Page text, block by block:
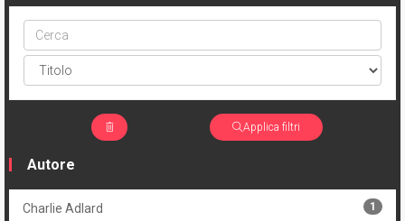
Cerca
ptype
Applica filtri
Autore
Charlie Adlard 1